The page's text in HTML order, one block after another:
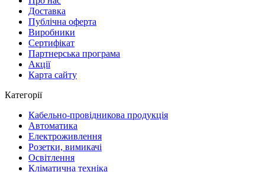
Доставка
Публічна оферта
Виробники
Сертифікат
Партнерська програма
Акції
Карта сайту
Категорії
Кабельно-провідникова продукція
Автоматика
Електроживлення
Розетки, вимикачі
Освітлення
Кліматична техніка